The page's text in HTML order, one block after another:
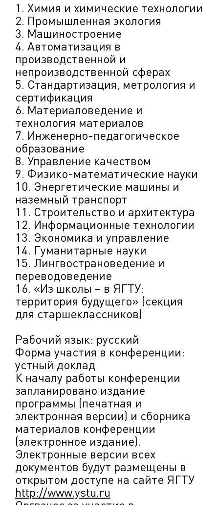
1. Химия и химические технологии
2. Промышленная экология
3. Машиностроение
4. Автоматизация в
производственной и
непроизводственной сферах
5. Стандартизация, метрология и
сертификация
6. Материаловедение и
технология материалов
7. Инженерно-педагогическое
образование
8. Управление качеством
9. Физико-математические науки
10. Энергетические машины и
наземный транспорт
11. Строительство и архитектура
12. Информационные технологии
13. Экономика и управление
14. Гуманитарные науки
15. Лингвострановедение и
переводоведение
16. «Из школы – в ЯГТУ:
территория будущего» (секция
для старшеклассников)
Рабочий язык: русский
Форма участия в конференции:
устный доклад
К началу работы конференции
запланировано издание
программы (печатная и
электронная версии) и сборника
материалов конференции
(электронное издание).
Электронные версии всех
документов будут размещены в
открытом доступе на сайте ЯГТУ
http://www.ystu.ru